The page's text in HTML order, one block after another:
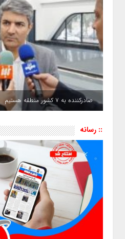
صادرکننده به ۷ کشور منطقه هستیم
:: رسانه